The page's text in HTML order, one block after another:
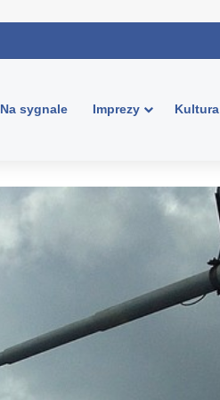
Na sygnale Imprezy Kultura